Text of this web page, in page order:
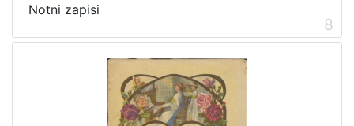
Notni zapisi
8